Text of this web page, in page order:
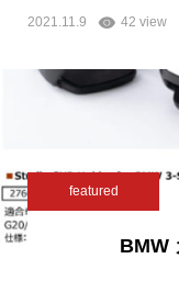
2021.11.9 42 view
featured
BMW